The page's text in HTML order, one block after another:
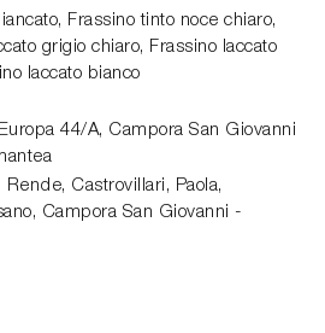
Frassino tinto noce chiaro,
grigio chiaro, Frassino laccato
laccato bianco
44/A, Campora San Giovanni
Rende, Castrovillari, Paola,
Campora San Giovanni -